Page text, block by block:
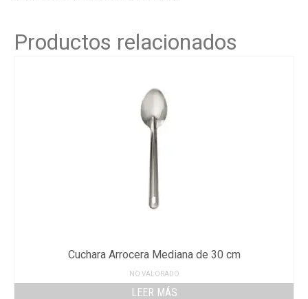
Productos relacionados
Cuchara Arrocera Mediana de 30 cm
NO VALORADO
LEER MÁS